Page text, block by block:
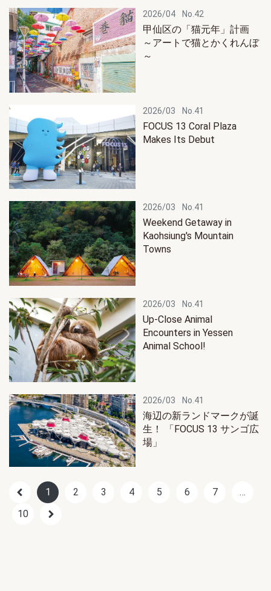
2026/04 No.42
甲仙区の「猫元年」計画
～アートで猫とかくれんぼ
～
2026/03 No.41
FOCUS 13 Coral Plaza
Makes Its Debut
2026/03 No.41
Weekend Getaway in
Kaohsiung's Mountain
Towns
2026/03 No.41
Up-Close Animal
Encounters in Yessen
Animal School!
2026/03 No.41
海辺の新ランドマークが誕
生！ 「FOCUS 13 サンゴ広
場」
1 2 3 4 5 6 7
…
10